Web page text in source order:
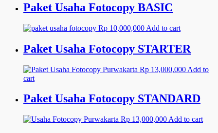
Paket Usaha Fotocopy BASIC
Rp 10,000,000 Add to cart
Paket Usaha Fotocopy STARTER
Rp 13,000,000 Add to
cart
Paket Usaha Fotocopy STANDARD
Rp 13,000,000 Add to cart